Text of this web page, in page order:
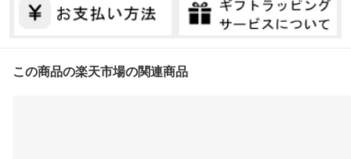
この商品の楽天市場の関連商品